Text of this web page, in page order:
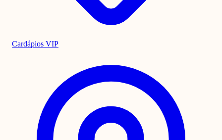
Cardápios VIP